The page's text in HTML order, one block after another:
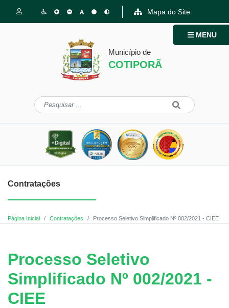
Mapa do Site
Município de
COTIPORÃ
MENU
Contratações
Página Inicial Contratações Processo Seletivo Simplificado Nº 002/2021 - CIEE
Processo Seletivo
Simplificado Nº 002/2021 -
CIEE